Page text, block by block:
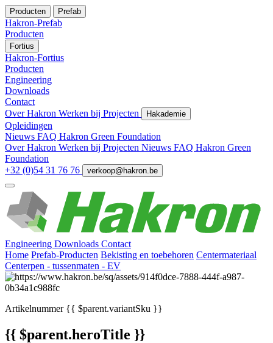
Producten Prefab
Hakron-Prefab
Producten
Fortius
Hakron-Fortius
Producten
Engineering
Downloads
Contact
Over Hakron Werken bij Projecten Hakademie
Opleidingen
Nieuws FAQ Hakron Green Foundation
Over Hakron Werken bij Projecten Nieuws FAQ Hakron Green
Foundation
+32 (0)54 31 76 76
verkoop@hakron.be
Engineering Downloads Contact
Home Prefab-Producten Bekisting en toebehoren Centermateriaal
Centerpen - tussenmaten - EV
Artikelnummer{{ $parent.variantSku }}
{{ $parent.heroTitle }}